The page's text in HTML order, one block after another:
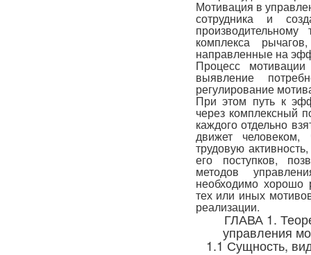
Мотивация в
сотрудника и
комплекса
направленные на
Процесс
выявление
регулирование
При этом путь к
через комплексный
каждого отдельно
движет
трудовую
его поступков,
методов
необходимо хорошо
тех или иных
реализации.
ГЛАВА 1.
управления
1.1 Сущность,